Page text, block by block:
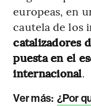
europeas, en
cautela de los
catalizadores
puesta en el
internacional.
Ver más: ¿Por